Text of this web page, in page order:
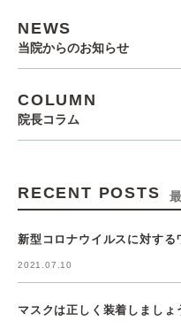
NEWS
当院からのお知らせ
COLUMN
院長コラム
RECENT POSTS
新型コロナウイルスに対する
2021.07.10
マスクは正しく装着しましょ